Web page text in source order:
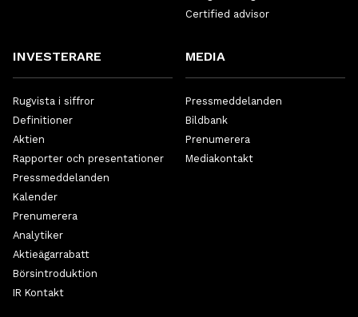
Certified advisor
INVESTERARE
Rugvista i siffror
Definitioner
Aktien
Rapporter och presentationer
Pressmeddelanden
Kalender
Prenumerera
Analytiker
Aktieägarrabatt
Börsintroduktion
IR Kontakt
MEDIA
Pressmeddelanden
Bildbank
Prenumerera
Mediakontakt